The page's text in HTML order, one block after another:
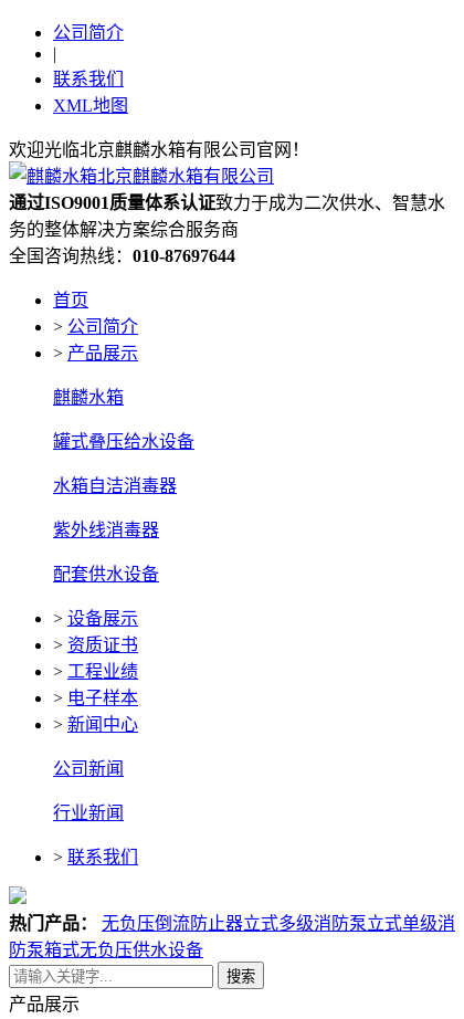
公司简介
|
联系我们
XML地图
欢迎光临北京麒麟水箱有限公司官网！
通过ISO9001质量体系认证致力于成为二次供水、智慧水
务的整体解决方案综合服务商
全国咨询热线： 010-87697644
首页
> 公司简介
> 产品展示
麒麟水箱
罐式叠压给水设备
水箱自洁消毒器
紫外线消毒器
配套供水设备
> 设备展示
> 资质证书
> 工程业绩
> 电子样本
> 新闻中心
公司新闻
行业新闻
> 联系我们
热门产品： 无负压倒流防止器立式多级消防泵立式单级消
防泵箱式无负压供水设备
搜索
产品展示